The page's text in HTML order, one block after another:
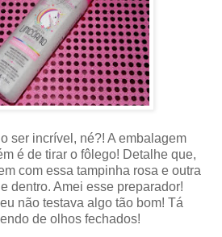
ser incrível, né?! A embalagem
é de tirar o fôlego! Detalhe que,
com essa tampinha rosa e outra
dentro. Amei esse preparador!
não testava algo tão bom! Tá
de olhos fechados!